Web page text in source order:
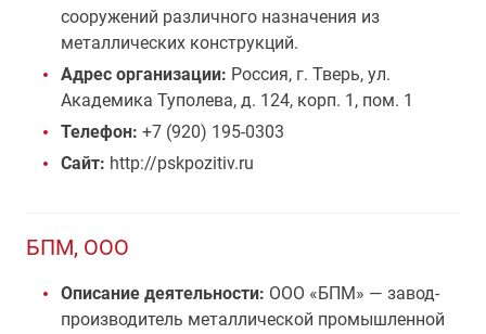
сооружений различного назначения из
металлических конструкций.
Адрес организации: Россия, г. Тверь, ул.
Академика Туполева, д. 124, корп. 1, пом. 1
Телефон: +7 (920) 195-0303
Сайт: http://pskpozitiv.ru
БПМ, ООО
Описание деятельности: ООО «БПМ» — завод-
производитель металлической промышленной